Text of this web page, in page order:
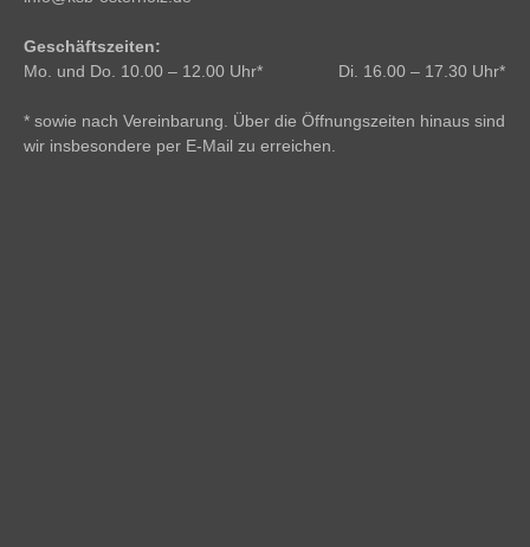
Geschäftszeiten:
Mo. und Do. 10.00 – 12.00 Uhr* Di. 16.00 – 17.30 Uhr*
* sowie nach Vereinbarung. Über die Öffnungszeiten hinaus sind
wir insbesondere per E-Mail zu erreichen.